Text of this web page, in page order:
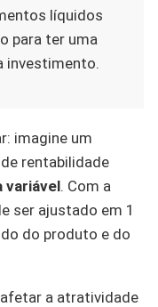
líquidos
para ter uma
investimento.
imagine um
rentabilidade
variável. Com a
ser ajustado em 1
do produto e do
a atratividade